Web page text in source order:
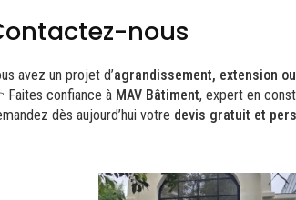
nous
avez un projet d’agrandissement, extension
Faites confiance à MAV Bâtiment, expert en
dès aujourd’hui votre devis gratuit et